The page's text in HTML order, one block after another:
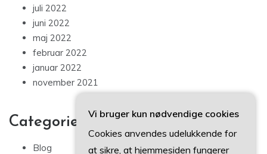
juli 2022
juni 2022
maj 2022
februar 2022
januar 2022
november 2021
Categories
Blog
Vi bruger kun nødvendige cookies
Cookies anvendes udelukkende for
at sikre, at hjemmesiden fungerer